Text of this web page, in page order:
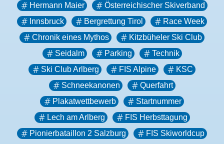
Hermann Maier
Österreichischer Skiverband
Innsbruck
Bergrettung Tirol
Race Week
Chronik eines Mythos
Kitzbüheler Ski Club
Seidalm
Parking
Technik
Ski Club Arlberg
FIS Alpine
KSC
Schneekanonen
Querfahrt
Plakatwettbewerb
Startnummer
Lech am Arlberg
FIS Herbsttagung
Pionierbataillon 2 Salzburg
FIS Skiworldcup